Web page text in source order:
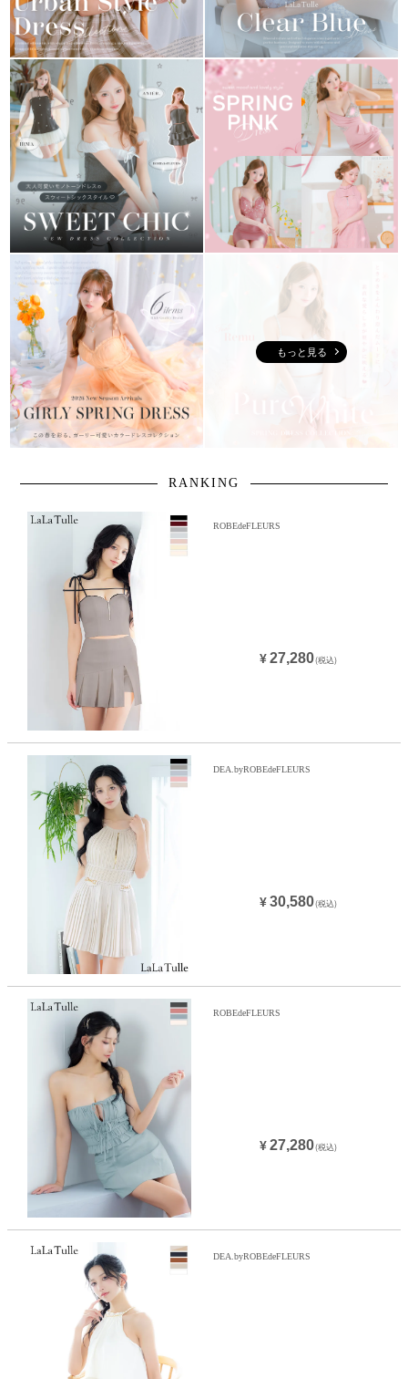
もっと見る
RANKING
ROBEdeFLEURS
¥27,280(税込)
DEA.byROBEdeFLEURS
¥30,580(税込)
ROBEdeFLEURS
¥27,280(税込)
DEA.byROBEdeFLEURS